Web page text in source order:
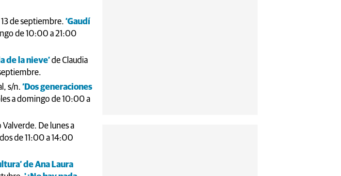
13 de septiembre. ‘Gaudí
de 10:00 a 21:00
de la nieve’de Claudia
s/n. ‘Dos generaciones
a domingo de 10:00 a
De lunes a
de 11:00 a 14:00
de Ana Laura